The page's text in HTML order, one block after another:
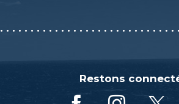
Restons